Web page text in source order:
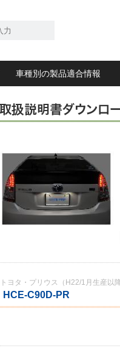
車種別の製品適合情報
トヨタ・プリウス（H22/1月生産以
HCE-C90D-PR